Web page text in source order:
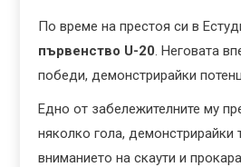
По време на престоя си в
първенство U-20. Неговата
победи, демонстрирайки
Едно от забележителните му
няколко гола, демонстрирайки
вниманието на скаути и